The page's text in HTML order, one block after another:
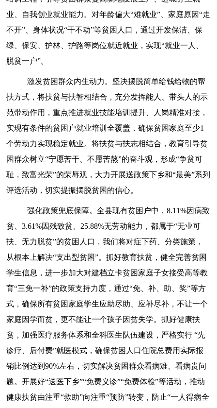
业、自我创业就业能力。对年龄偏大“难就业”、家庭原因“走
不开”、身体状况“干不动”等贫困人口，通过开发保洁、保
绿、保安、护林、护路等岗位就近就业，实现“就业一人、
脱贫一户”。
激发贫困群众内生动力。 坚决摆脱简单给钱给物的帮
扶方式，将扶贫与扶智相结合，充分发挥能人、带头人 的示
范带动作用，重点推进就业技能培训提升、人岗精准对接，
实现有条件的贫困户就业培训全覆盖，确保贫困家庭至少1
个劳动力实现稳定就业。将扶贫与扶志相结合，教育引导贫
困群众树立“宁愿苦干、不愿苦熬”的奋斗观，形成“争贫可
耻，致富光荣”的荣辱观 ， 大力开展送政策下乡和“最美”系列
评选活动，切实提振摆脱贫困的信心。
强化政策兜底保障。全县现有贫困户中，8.11%因病致
贫、3.61%因残致贫、25.88%无劳动能力，都属于“无业可
扶、无力脱贫”的贫困人口，我们将对症下药、分类施策，
从根本上解决“支出型贫困”。抓好教育扶贫，健全完善贫困
学生信息，进一步加大对建档立卡贫困家庭子女接受高等教
育“三免一补”的政策支持力度，通过“免、补、助、奖”等方
式，确保所有贫困家庭学生应助尽助、应补尽补，不让一个
家庭因学而贫，更不能让一个孩子因贫失学。抓好健康扶
贫，加强医疗服务体系和全科医生队伍建设，严格实行 “先
诊疗、后付费”就医模式，确保贫困人口住院总费用实际报
销比例达到90%左右，切实解决贫困群众看病难、看病贵问
题。开展好“送医下乡”“免费义诊”“免费体检”等活动，推动
健康扶贫由注重“救助”向注重“预防”转变，防止“一人得病全